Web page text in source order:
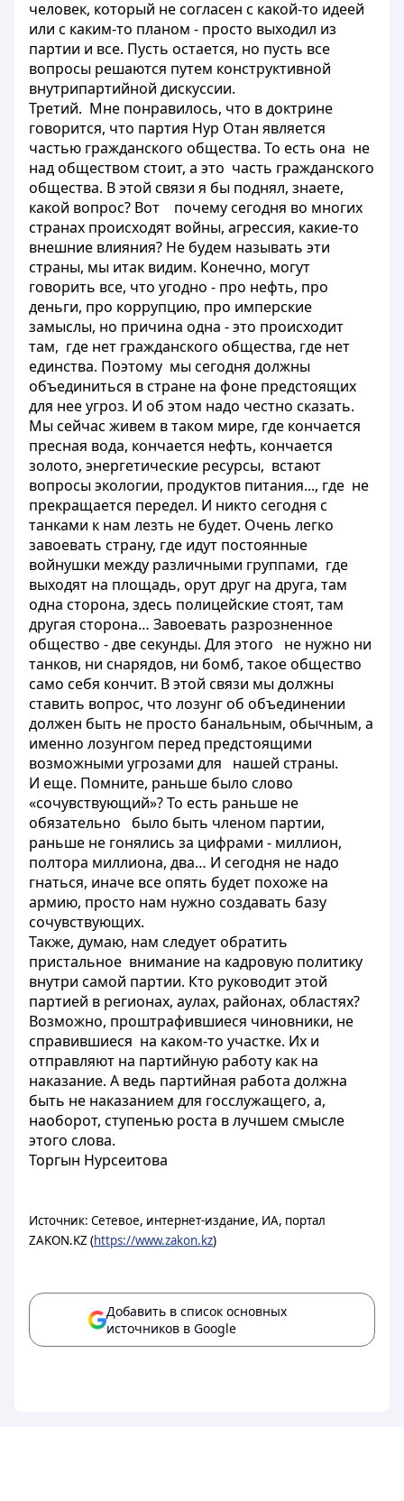
человек, который не согласен с какой-то идеей
или с каким-то планом - просто выходил из
партии и все. Пусть остается, но пусть все
вопросы решаются путем конструктивной
внутрипартийной дискуссии.
Третий. Мне понравилось, что в доктрине
говорится, что партия Нур Отан является
частью гражданского общества. То есть она не
над обществом стоит, а это часть гражданского
общества. В этой связи я бы поднял, знаете,
какой вопрос? Вот почему сегодня во многих
странах происходят войны, агрессия, какие-то
внешние влияния? Не будем называть эти
страны, мы итак видим. Конечно, могут
говорить все, что угодно - про нефть, про
деньги, про коррупцию, про имперские
замыслы, но причина одна - это происходит
там, где нет гражданского общества, где нет
единства. Поэтому мы сегодня должны
объединиться в стране на фоне предстоящих
для нее угроз. И об этом надо честно сказать.
Мы сейчас живем в таком мире, где кончается
пресная вода, кончается нефть, кончается
золото, энергетические ресурсы, встают
вопросы экологии, продуктов питания..., где не
прекращается передел. И никто сегодня с
танками к нам лезть не будет. Очень легко
завоевать страну, где идут постоянные
войнушки между различными группами, где
выходят на площадь, орут друг на друга, там
одна сторона, здесь полицейские стоят, там
другая сторона… Завоевать разрозненное
общество - две секунды. Для этого не нужно ни
танков, ни снарядов, ни бомб, такое общество
само себя кончит. В этой связи мы должны
ставить вопрос, что лозунг об объединении
должен быть не просто банальным, обычным, а
именно лозунгом перед предстоящими
возможными угрозами для нашей страны.
И еще. Помните, раньше было слово
«сочувствующий»? То есть раньше не
обязательно было быть членом партии,
раньше не гонялись за цифрами - миллион,
полтора миллиона, два… И сегодня не надо
гнаться, иначе все опять будет похоже на
армию, просто нам нужно создавать базу
сочувствующих.
Также, думаю, нам следует обратить
пристальное внимание на кадровую политику
внутри самой партии. Кто руководит этой
партией в регионах, аулах, районах, областях?
Возможно, проштрафившиеся чиновники, не
справившиеся на каком-то участке. Их и
отправляют на партийную работу как на
наказание. А ведь партийная работа должна
быть не наказанием для госслужащего, а,
наоборот, ступенью роста в лучшем смысле
этого слова.
Торгын Нурсеитова
Источник: Сетевое, интернет-издание, ИА, портал
ZAKON.KZ (https://www.zakon.kz)
Добавить в список основных
источников в Google